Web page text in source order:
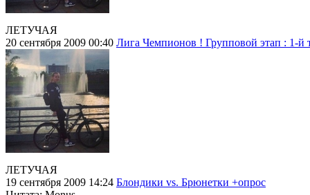
ЛЕТУЧАЯ
20 сентября 2009 00:40 Лига Чемпионов ! Групповой этап : 1-й
ЛЕТУЧАЯ
19 сентября 2009 14:24 Блондики vs. Брюнетки +опрос